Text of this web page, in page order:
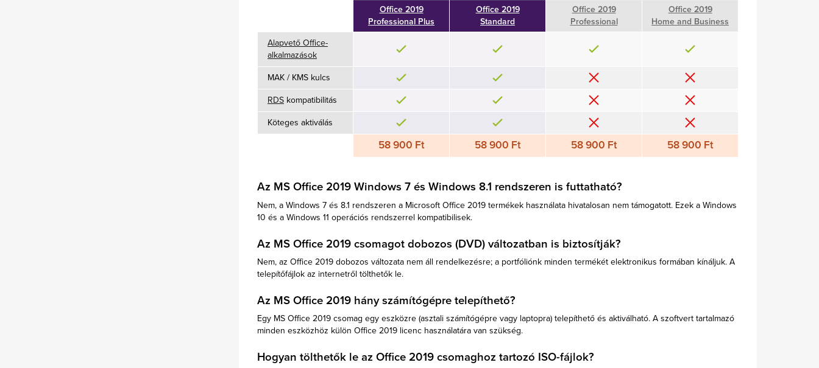
Office 2019
Professional Plus
Office 2019
Standard
Office 2019
Professional
Office 2019
Home and Business
Alapvető Office-
alkalmazások
MAK / KMS kulcs
RDS kompatibilitás
Köteges aktiválás
58 900 Ft 58 900 Ft 58 900 Ft 58 900 Ft
Az MS Office 2019 Windows 7 és Windows 8.1 rendszeren is futtatható?
Nem, a Windows 7 és 8.1 rendszeren a Microsoft Office 2019 termékek használata hivatalosan nem támogatott. Ezek a Windows
10 és a Windows 11 operációs rendszerrel kompatibilisek.
Az MS Office 2019 csomagot dobozos (DVD) változatban is biztosítják?
Nem, az Office 2019 dobozos változata nem áll rendelkezésre; a portfóliónk minden termékét elektronikus formában kínáljuk. A
telepítőfájlok az internetről tölthetők le.
Az MS Office 2019 hány számítógépre telepíthető?
Egy MS Office 2019 csomag egy eszközre (asztali számítógépre vagy laptopra) telepíthető és aktiválható. A szoftvert tartalmazó
minden eszközhöz külön Office 2019 licenc használatára van szükség.
Hogyan tölthetők le az Office 2019 csomaghoz tartozó ISO-fájlok?